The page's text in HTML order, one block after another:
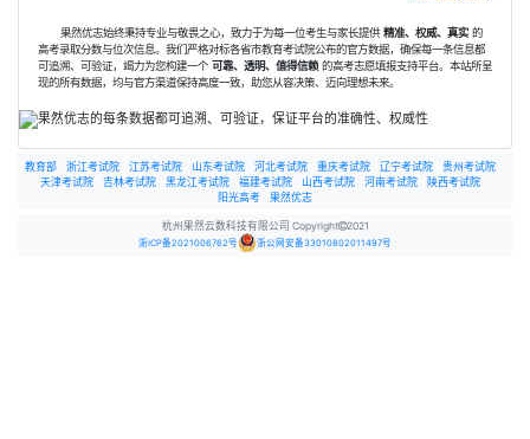
果然优志始终秉持专业与敬畏之心，致力于为每一位考生与家长提供 精准、权威、真实的
高考录取分数与位次信息。我们严格对标各省市教育考试院公布的官方数据，确保每一条信息都
可追溯、可验证，竭力为您构建一个 可靠、透明、值得信赖 的高考志愿填报支持平台。本站所呈
现的所有数据，均与官方渠道保持高度一致，助您从容决策、迈向理想未来。
教育部 浙江考试院 江苏考试院 山东考试院 河北考试院 重庆考试院 辽宁考试院
贵州考试院
天津考试院
吉林考试院 黑龙江考试院 福建考试院 山西考试院 河南考试院
陕西考试院
阳光高考
果然优志
杭州果然云数科技有限公司 Copyright 2021
浙ICP备2021006762号 浙公网安备33010802011497号